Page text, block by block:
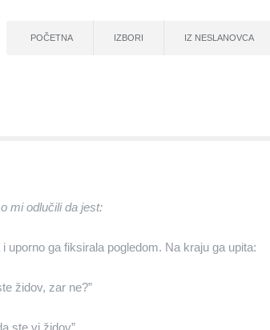
POČETNA IZBORI IZ NESLANOVCA
mi odlučili da jest:
ga fiksirala pogledom. Na kraju ga upita:
židov, zar ne?”
ste vi židov”.